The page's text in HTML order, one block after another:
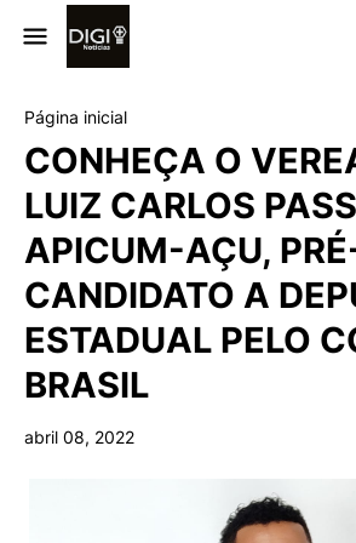
Página inicial
CONHEÇA O
LUIZ CARLOS
APICUM-AÇU,
CANDIDATO A
ESTADUAL PELO
BRASIL
abril 08, 2022